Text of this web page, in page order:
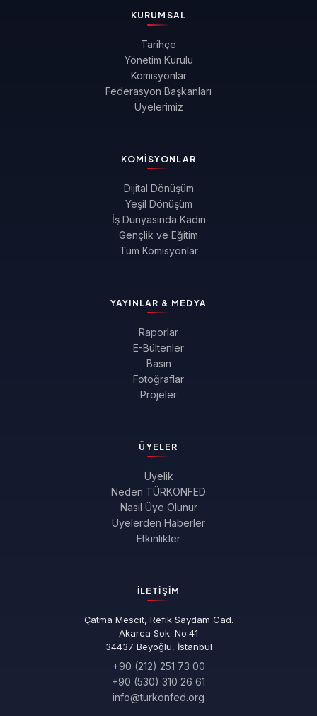
KURUMSAL
Tarihçe
Yönetim Kurulu
Komisyonlar
Federasyon Başkanları
Üyelerimiz
KOMISYONLAR
Dijital Dönüşüm
Yeşil Dönüşüm
İş Dünyasında Kadın
Gençlik ve Eğitim
Tüm Komisyonlar
YAYINLAR & MEDYA
Raporlar
E-Bültenler
Basın
Fotoğraflar
Projeler
ÜYELER
Üyelik
Neden TÜRKONFED
Nasıl Üye Olunur
Üyelerden Haberler
Etkinlikler
İLETIŞIM
Çatma Mescit, Refik Saydam Cad.
Akarca Sok. No:41
34437 Beyoğlu, İstanbul
+90 (212) 251 73 00
+90 (530) 310 26 61
info@turkonfed.org